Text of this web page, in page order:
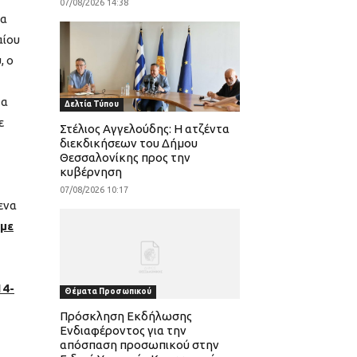
ο
07/08/2026 14:38
Δελτία Τύπου
Στέλιος Αγγελούδης: Η ατζέντα
διεκδικήσεων του Δήμου
Θεσσαλονίκης προς την
κυβέρνηση
07/08/2026 10:17
Θέματα Προσωπικού
Πρόσκληση Εκδήλωσης
Ενδιαφέροντος για την
απόσπαση προσωπικού στην